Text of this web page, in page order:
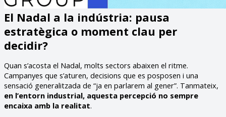
El Nadal a la indústria: pausa
estratègica o moment clau per
decidir?
Quan s’acosta el Nadal, molts sectors abaixen el ritme.
Campanyes que s’aturen, decisions que es posposen i una
sensació generalitzada de “ja en parlarem al gener”. Tanmateix,
en l’entorn industrial, aquesta percepció no sempre
encaixa amb la realitat.